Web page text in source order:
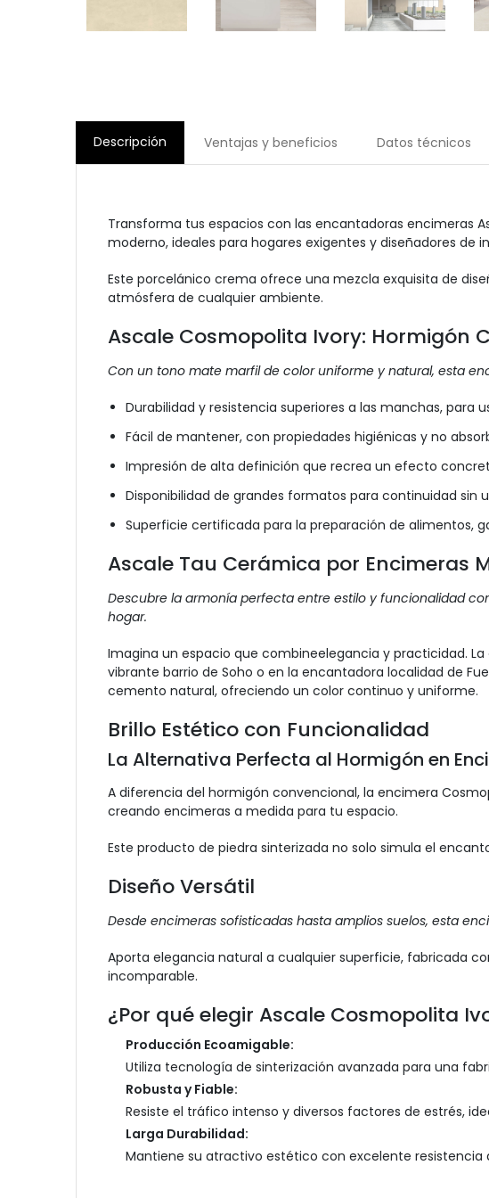
Descripción Ventajas y beneficios Datos técnicos
Transforma tus espacios con las encantadoras encimeras
moderno, ideales para hogares exigentes y diseñadores de
Este porcelánico crema ofrece una mezcla exquisita de
atmósfera de cualquier ambiente.
Ascale Cosmopolita Ivory: Hormigón
Con un tono mate marfil de color uniforme y natural, esta
Durabilidad y resistencia superiores a las manchas, para
Fácil de mantener, con propiedades higiénicas y no
Impresión de alta definición que recrea un efecto
Disponibilidad de grandes formatos para continuidad sin
Superficie certificada para la preparación de alimentos,
Ascale Tau Cerámica por Encimeras
Descubre la armonía perfecta entre estilo y funcionalidad
hogar.
Imagina un espacio que combineelegancia y practicidad.
vibrante barrio de Soho o en la encantadora localidad de
cemento natural, ofreciendo un color continuo y uniforme.
Brillo Estético con Funcionalidad
La Alternativa Perfecta al Hormigón en
A diferencia del hormigón convencional, la encimera
creando encimeras a medida para tu espacio.
Este producto de piedra sinterizada no solo simula el
Diseño Versátil
Desde encimeras sofisticadas hasta amplios suelos, esta
Aporta elegancia natural a cualquier superficie, fabricada
incomparable.
¿Por qué elegir Ascale Cosmopolita
Producción Ecoamigable:
Utiliza tecnología de sinterización avanzada para una
Robusta y Fiable:
Resiste el tráfico intenso y diversos factores de estrés,
Larga Durabilidad:
Mantiene su atractivo estético con excelente resistencia